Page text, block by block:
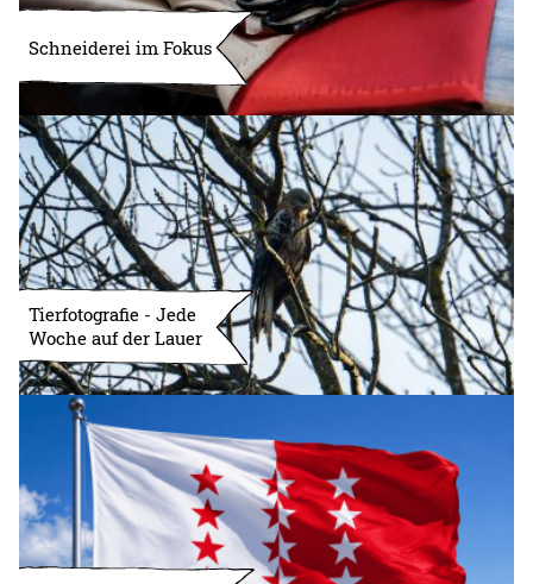
Schneiderei im Fokus
Tierfotografie - Jede
Woche auf der Lauer